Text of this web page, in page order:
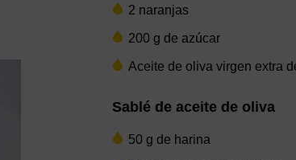
2 naranjas
200 g de azúcar
Aceite de oliva virgen extra
Sablé de aceite de oliva
50 g de harina